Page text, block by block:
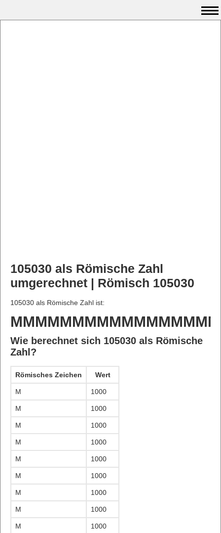
105030 als Römische Zahl
umgerechnet | Römisch 105030
105030 als Römische Zahl ist:
Wie berechnet sich 105030 als Römische
Zahl?
Römisches Zeichen Wert
M 1000
M 1000
M 1000
M 1000
M 1000
M 1000
M 1000
M 1000
M 1000